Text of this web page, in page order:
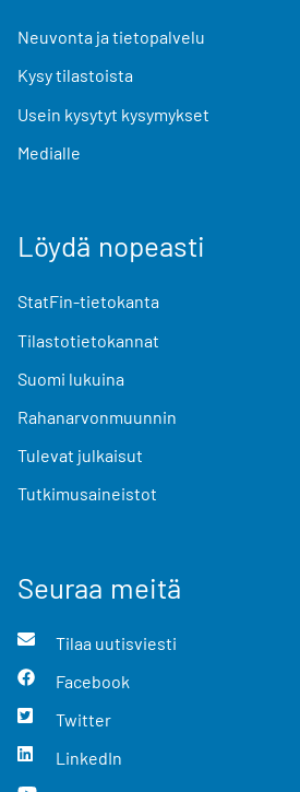
Neuvonta ja tietopalvelu
Kysy tilastoista
Usein kysytyt kysymykset
Medialle
Löydä nopeasti
StatFin-tietokanta
Tilastotietokannat
Suomi lukuina
Rahanarvonmuunnin
Tulevat julkaisut
Tutkimusaineistot
Seuraa meitä
Tilaa uutisviesti
Facebook
Twitter
LinkedIn